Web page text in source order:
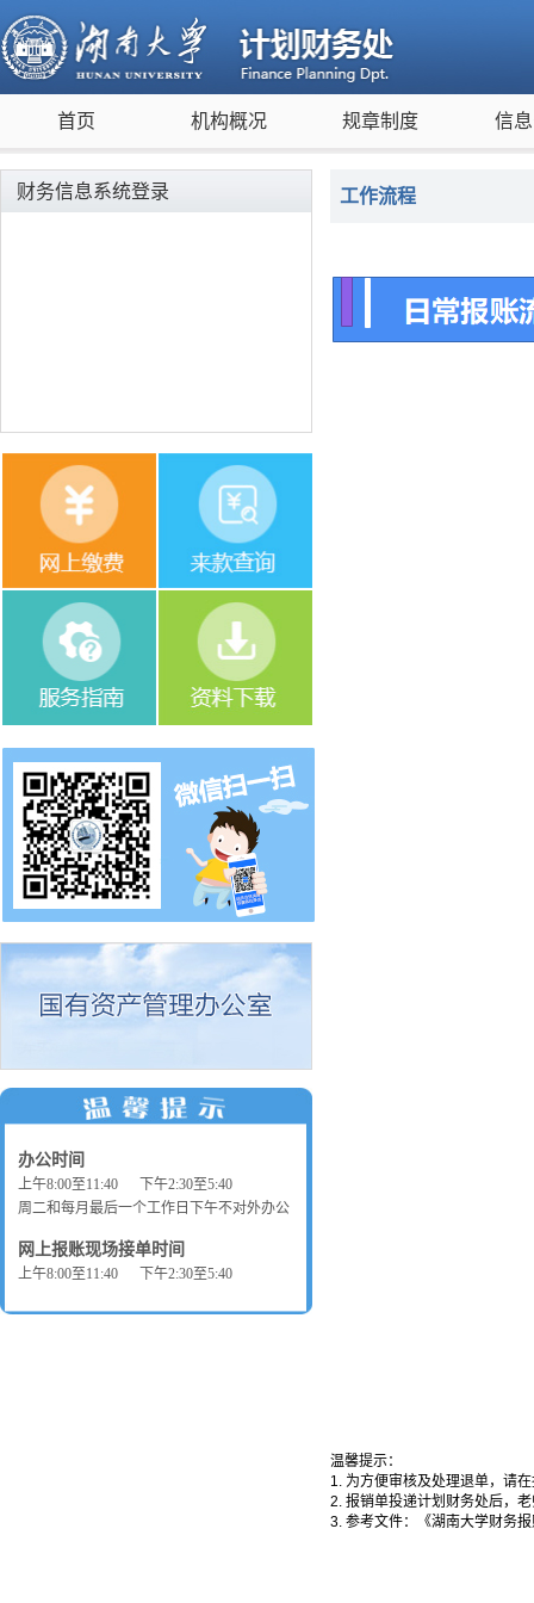
首页 机构概况 规章制度 信
财务信息系统登录
办公时间
上午8:00至11:40 下午2:30至5:40
周二和每月最后一个工作日下午不对外办公
网上报账现场接单时间
上午8:00至11:40 下午2:30至5:40
工作流程
温馨提示：
1. 为方便审核及处理退单，请
2. 报销单投递计划财务处后，
3. 参考文件：《湖南大学财务